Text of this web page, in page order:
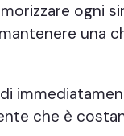
ogni
una
che è